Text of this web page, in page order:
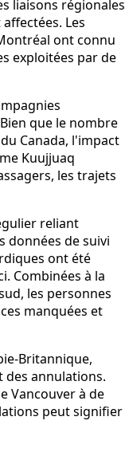
liaisons régionales
Les
ont connu
exploitées par de
que le nombre
Canada, l'impact
Kuujjuaq
les trajets
reliant
données de suivi
ont été
Combinées à la
les personnes
manquées et
Britannique,
annulations.
Vancouver à de
peut signifier